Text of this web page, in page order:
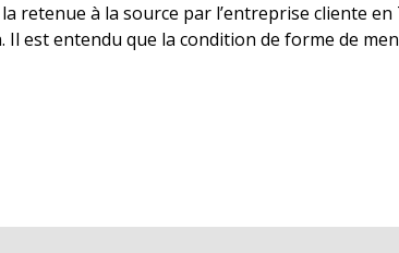
à la source par l’entreprise cliente
est entendu que la condition de forme de